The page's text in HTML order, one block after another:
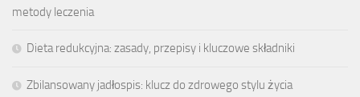
metody leczenia
Dieta redukcyjna: zasady, przepisy i kluczowe składniki
Zbilansowany jadłospis: klucz do zdrowego stylu życia